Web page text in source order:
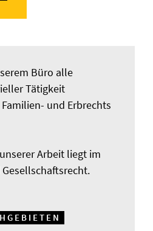
Büro alle
Tätigkeit
und Erbrechts
Arbeit liegt im